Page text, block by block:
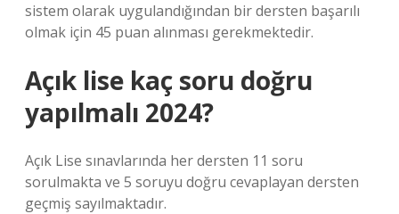
sistem olarak uygulandığından bir dersten başarılı
olmak için 45 puan alınması gerekmektedir.
Açık lise kaç soru doğru
yapılmalı 2024?
Açık Lise sınavlarında her dersten 11 soru
sorulmakta ve 5 soruyu doğru cevaplayan dersten
geçmiş sayılmaktadır.